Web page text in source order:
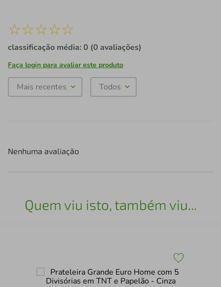
☆☆☆☆☆
classificação média: 0 (0 avaliações)
Faça login para avaliar este produto
Mais recentes Todos
Nenhuma avaliação
Quem viu isto, também viu...